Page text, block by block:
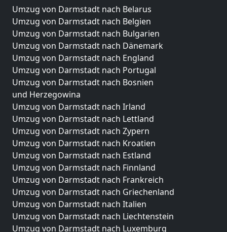
Umzug von Darmstadt nach Belarus
Umzug von Darmstadt nach Belgien
Umzug von Darmstadt nach Bulgarien
Umzug von Darmstadt nach Dänemark
Umzug von Darmstadt nach England
Umzug von Darmstadt nach Portugal
Umzug von Darmstadt nach Bosnien
und Herzegowina
Umzug von Darmstadt nach Irland
Umzug von Darmstadt nach Lettland
Umzug von Darmstadt nach Zypern
Umzug von Darmstadt nach Kroatien
Umzug von Darmstadt nach Estland
Umzug von Darmstadt nach Finnland
Umzug von Darmstadt nach Frankreich
Umzug von Darmstadt nach Griechenland
Umzug von Darmstadt nach Italien
Umzug von Darmstadt nach Liechtenstein
Umzug von Darmstadt nach Luxemburg